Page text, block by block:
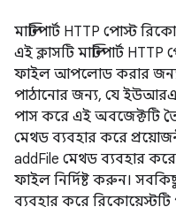
মাল্টিপার্ট HTTP পোস্ট
এই ক্লাসটি মাল্টিপার্ট
ফাইল আপলোড করার জন্য
পাঠানোর জন্য, যে
পাস করে এই অবজেক্টটি
মেথড ব্যবহার করে
addFile মেথড ব্যবহার
ফাইল নির্দিষ্ট করুন।
ব্যবহার করে রিকোয়েস্টটি